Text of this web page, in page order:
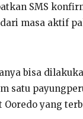
SMS
masa aktif
bisa
yang